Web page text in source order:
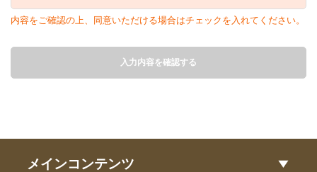
内容をご確認の上、同意いただける場合はチェックを入れてください。
入力内容を確認する
メインコンテンツ